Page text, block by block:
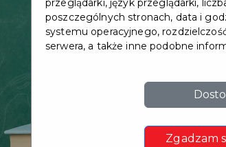
przeglądarki, język przeglądarki,
poszczególnych stronach, data i
systemu operacyjnego,
serwera, a także inne podobne
Zgadzam